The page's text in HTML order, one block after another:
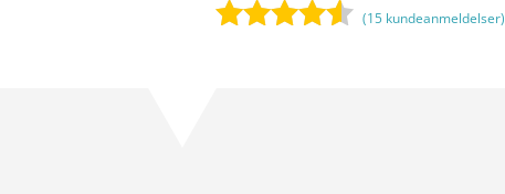
(15 kundeanmeldelser)